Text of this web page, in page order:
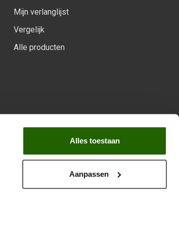
Alles toestaan
Aanpassen
Mijn verlanglijst
Vergelijk
Alle producten